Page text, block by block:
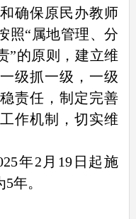
确保原民办教师
照“属地管理、分
”的原则，建立维
级抓一级，一级
责任，制定完善
作机制，切实维
年2月19日起施
年。